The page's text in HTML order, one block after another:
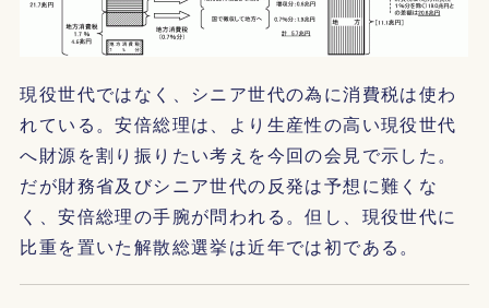
現役世代ではなく、シニア世代の為に消費税は使わ
れている。安倍総理は、より生産性の高い現役世代
へ財源を割り振りたい考えを今回の会見で示した。
だが財務省及びシニア世代の反発は予想に難くな
く、安倍総理の手腕が問われる。但し、現役世代に
比重を置いた解散総選挙は近年では初である。